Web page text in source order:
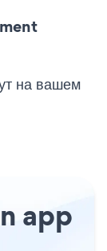
на вашем
app